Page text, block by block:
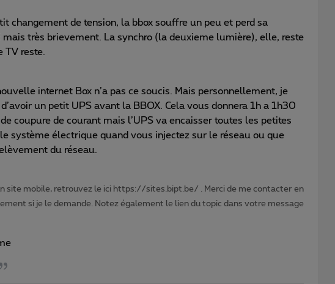
changement de tension, la bbox souffre un peu et perd sa
mais très brievement. La synchro (la deuxieme lumière), elle, reste
TV reste.
internet Box n’a pas ce soucis. Mais personnellement, je
un petit UPS avant la BBOX. Cela vous donnera 1h a 1h30
coupure de courant mais l’UPS va encaisser toutes les petites
système électrique quand vous injectez sur le réseau ou que
du réseau.
site mobile, retrouvez le ici https://sites.bipt.be/ . Merci de me contacter en
si je le demande. Notez également le lien du topic dans votre message